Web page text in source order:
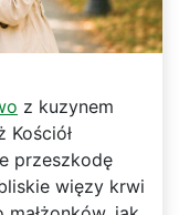
z kuzynem
Kościół
przeszkodę
więzy krwi